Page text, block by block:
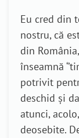
Eu cred din
nostru, că
din România,
înseamnă
potrivit
deschid și
atunci,
deosebite.